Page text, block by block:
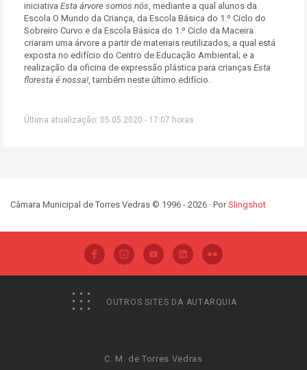
iniciativa Esta árvore somos nós, mediante a qual alunos da
Escola O Mundo da Criança, da Escola Básica do 1.º Ciclo do
Sobreiro Curvo e da Escola Básica do 1.º Ciclo da Maceira
criaram uma árvore a partir de materiais reutilizados, a qual está
exposta no edifício do Centro de Educação Ambiental; e a
realização da oficina de expressão plástica para crianças Esta
floresta é nossa!, também neste último edifício.
Última atualização: 05.05.2020 - 17:07 horas
Câmara Municipal de Torres Vedras © 1996 - 2026 · PorSlingshot
OUTROS SITES DA AUTARQUIA
C. M. de Torres Vedras